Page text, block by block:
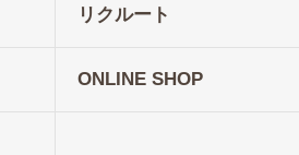
リクルート
ONLINE SHOP